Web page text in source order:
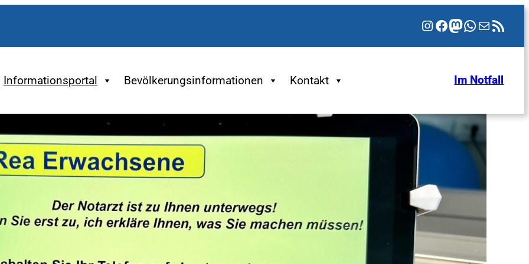
Instagram
Facebook
Mastodon
WhatsApp
E-MailRSS-Feed
Informationsportal Bevölkerungsinformationen Kontakt Im Notfall